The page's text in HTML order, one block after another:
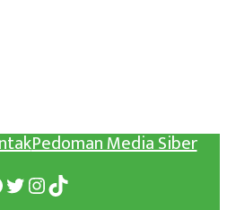
Pedoman Media Siber
Twitter
Instagram
TikTok